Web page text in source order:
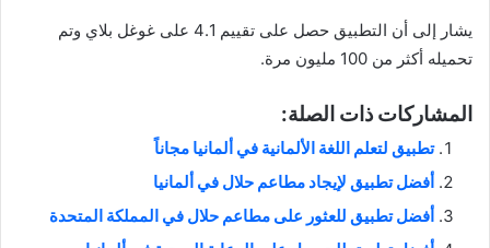
يشار إلى أن التطبيق حصل على تقييم 4.1 على غوغل بلاي وتم
تحميله أكثر من 100 مليون مرة.
المشاركات ذات الصلة:
تطبيق لتعلم اللغة الألمانية في ألمانيا مجاناً
أفضل تطبيق لإيجاد مطاعم حلال في ألمانيا
أفضل تطبيق للعثور على مطاعم حلال في المملكة المتحدة